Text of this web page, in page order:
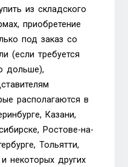
из складского
приобретение
под заказ со
(если требуется
дольше),
располагаются в
Казани,
Ростове-на-
Тольятти,
некоторых других